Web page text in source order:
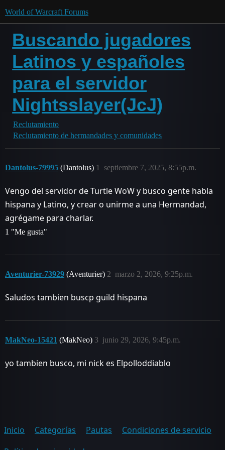
World of Warcraft Forums
Buscando jugadores
Latinos y españoles
para el servidor
Nightsslayer(JcJ)
Reclutamiento
Reclutamiento de hermandades y comunidades
Dantolus-79995 (Dantolus) septiembre 7, 2025, 8:55p.m.
1
Vengo del servidor de Turtle WoW y busco gente habla
hispana y Latino, y crear o unirme a una Hermandad,
agrégame para charlar.
1 "Me gusta"
Aventurier-73929 (Aventurier) marzo 2, 2026, 9:25p.m.
2
Saludos tambien buscp guild hispana
MakNeo-15421 (MakNeo) junio 29, 2026, 9:45p.m.
3
yo tambien busco, mi nick es Elpolloddiablo
Inicio Categorías Pautas
Condiciones de servicio